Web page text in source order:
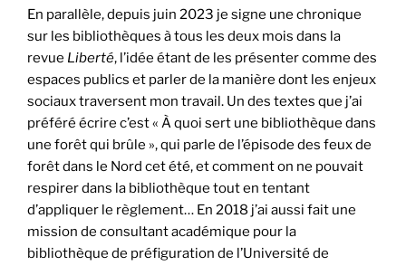
En parallèle, depuis juin 2023 je signe une chronique
sur les bibliothèques à tous les deux mois dans la
revue Liberté, l’idée étant de les présenter comme des
espaces publics et parler de la manière dont les enjeux
sociaux traversent mon travail. Un des textes que j’ai
préféré écrire c’est « À quoi sert une bibliothèque dans
une forêt qui brûle », qui parle de l’épisode des feux de
forêt dans le Nord cet été, et comment on ne pouvait
respirer dans la bibliothèque tout en tentant
d’appliquer le règlement… En 2018 j’ai aussi fait une
mission de consultant académique pour la
bibliothèque de préfiguration de l’Université de